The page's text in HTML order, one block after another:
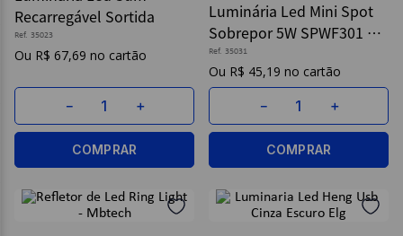
Recarregável Sortida
Ref. 35023
R$ 67,69
＋
－
COMPRAR
Luminária Led Mini Spot
Sobrepor 5W SPWF301 C/
Controle 3 und - Asus
Ref. 35031
R$ 45,19
＋
－
COMPRAR
9º
caderno